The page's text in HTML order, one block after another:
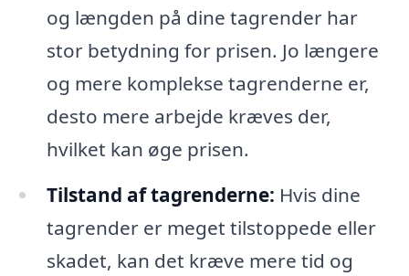
og længden på dine tagrender har
stor betydning for prisen. Jo længere
og mere komplekse tagrenderne er,
desto mere arbejde kræves der,
hvilket kan øge prisen.
Tilstand af tagrenderne: Hvis dine
tagrender er meget tilstoppede eller
skadet, kan det kræve mere tid og